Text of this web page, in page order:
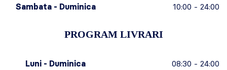
Sambata - Duminica
10:00 - 24:00
PROGRAM LIVRARI
Luni - Duminica 08:30 - 24:00